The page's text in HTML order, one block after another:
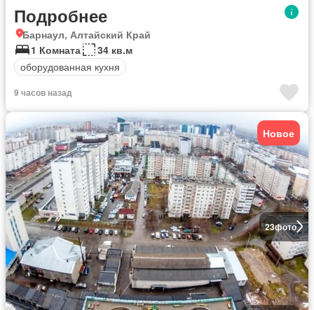
Подробнее
Барнаул, Алтайский Край
1 Комната
34 кв.м
оборудованная кухня
9 часов назад
23фото
Новое